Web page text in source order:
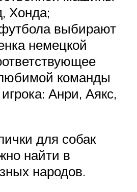
Хонда;
выбирают
немецкой
команды
Анри, Аякс,
для собак
найти в
народов.